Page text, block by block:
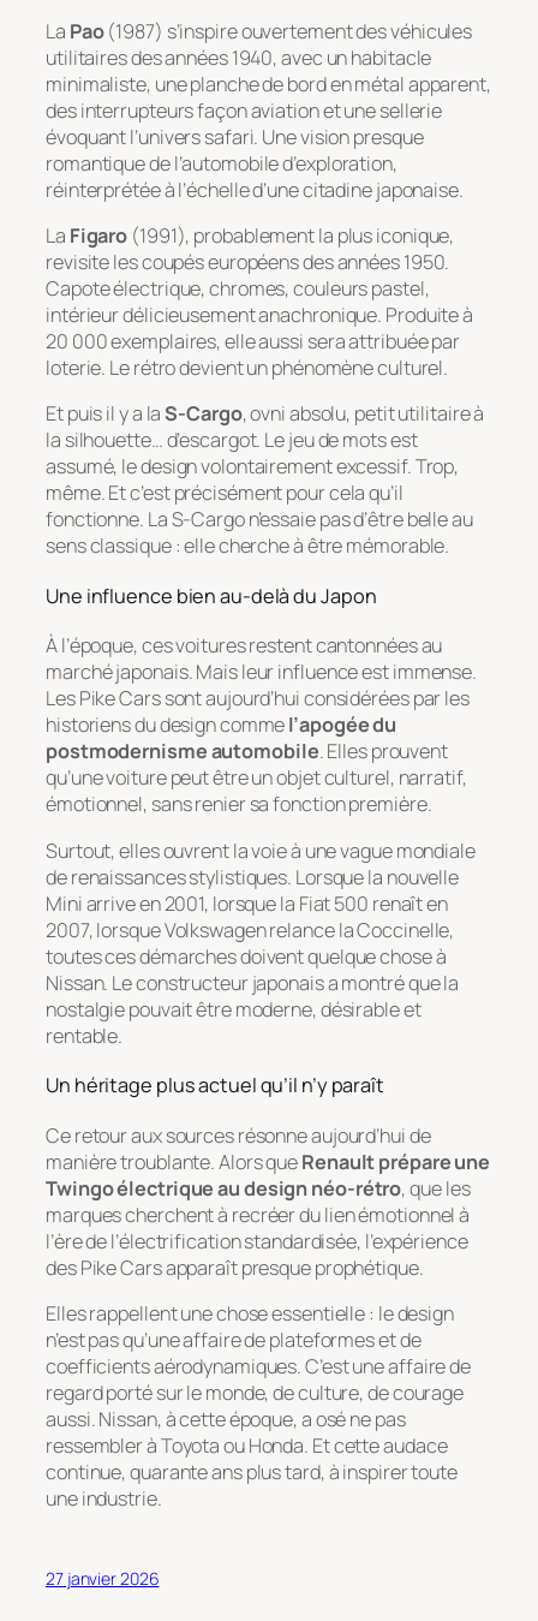
La Pao(1987) s’inspire ouvertement des véhicules
utilitaires des années 1940, avec un habitacle
minimaliste, une planche de bord en métal apparent,
des interrupteurs façon aviation et une sellerie
évoquant l’univers safari. Une vision presque
romantique de l’automobile d’exploration,
réinterprétée à l’échelle d’une citadine japonaise.
La Figaro (1991), probablement la plus iconique,
revisite les coupés européens des années 1950.
Capote électrique, chromes, couleurs pastel,
intérieur délicieusement anachronique. Produite à
20 000 exemplaires, elle aussi sera attribuée par
loterie. Le rétro devient un phénomène culturel.
Et puis il y a laS-Cargo, ovni absolu, petit utilitaire à
la silhouette… d’escargot. Le jeu de mots est
assumé, le design volontairement excessif. Trop,
même. Et c’est précisément pour cela qu’il
fonctionne. La S-Cargo n’essaie pas d’être belle au
sens classique : elle cherche à être mémorable.
Une influence bien au-delà du Japon
À l’époque, ces voitures restent cantonnées au
marché japonais. Mais leur influence est immense.
Les Pike Cars sont aujourd’hui considérées par les
historiens du design commel’apogée du
postmodernisme automobile. Elles prouvent
qu’une voiture peut être un objet culturel, narratif,
émotionnel, sans renier sa fonction première.
Surtout, elles ouvrent la voie à une vague mondiale
de renaissances stylistiques. Lorsque la nouvelle
Mini arrive en 2001, lorsque la Fiat 500 renaît en
2007, lorsque Volkswagen relance la Coccinelle,
toutes ces démarches doivent quelque chose à
Nissan. Le constructeur japonais a montré que la
nostalgie pouvait être moderne, désirable et
rentable.
Un héritage plus actuel qu’il n’y paraît
Ce retour aux sources résonne aujourd’hui de
manière troublante. Alors queRenault prépare une
Twingo électrique au design néo-rétro, que les
marques cherchent à recréer du lien émotionnel à
l’ère de l’électrification standardisée, l’expérience
des Pike Cars apparaît presque prophétique.
Elles rappellent une chose essentielle : le design
n’est pas qu’une affaire de plateformes et de
coefficients aérodynamiques. C’est une affaire de
regard porté sur le monde, de culture, de courage
aussi. Nissan, à cette époque, a osé ne pas
ressembler à Toyota ou Honda. Et cette audace
continue, quarante ans plus tard, à inspirer toute
une industrie.
27 janvier 2026